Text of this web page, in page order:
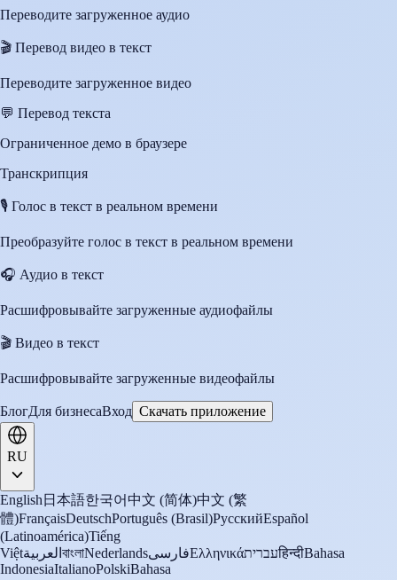
Переводите загруженное аудио
🎬 Перевод видео в текст
Переводите загруженное видео
💬 Перевод текста
Ограниченное демо в браузере
Транскрипция
🎙️ Голос в текст в реальном времени
Преобразуйте голос в текст в реальном времени
🎧 Аудио в текст
Расшифровывайте загруженные аудиофайлы
🎬 Видео в текст
Расшифровывайте загруженные видеофайлы
БлогДля бизнесаВход Скачать приложение
RU
English 日本語한국어中文 (简体)中文 (繁
體)FrançaisDeutschPortuguês (Brasil)РусскийEspañol
(Latinoamérica)Tiếng
Việtالعربية বাংলাNederlandsفارسیΕλληνικάעבריתहिन्दीBahasa
IndonesiaItalianoPolskiBahasa